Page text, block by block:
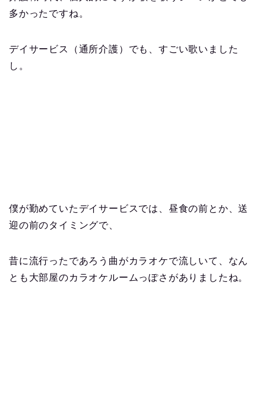
多かったですね。
デイサービス（通所介護）でも、すごい歌いました
し。
僕が勤めていたデイサービスでは、昼食の前とか、送
迎の前のタイミングで、
昔に流行ったであろう曲がカラオケで流しいて、なん
とも大部屋のカラオケルームっぽさがありましたね。